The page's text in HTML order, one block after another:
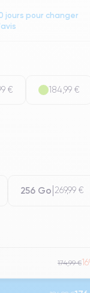
jours pour changer
€ 184,99 €
256 Go 269,99 €
174,99 €